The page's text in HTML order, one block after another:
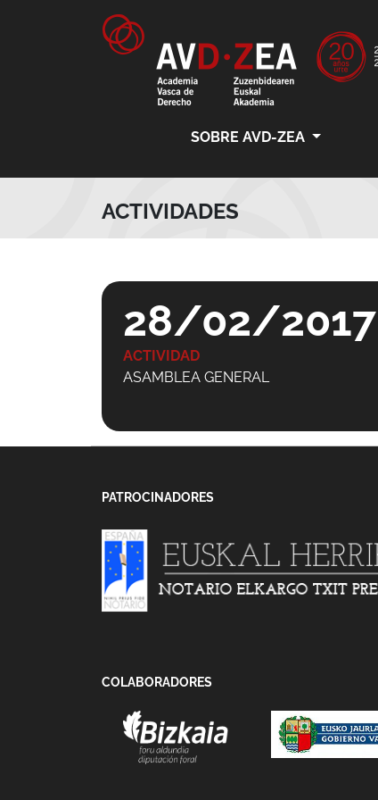
SOBRE AVD-ZEA
ACTIVIDADES
28/02/2017
ACTIVIDAD
ASAMBLEA GENERAL
PATROCINADORES
COLABORADORES